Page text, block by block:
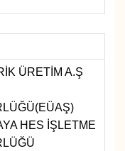
ÜRETİM A.Ş
HES İŞLETME